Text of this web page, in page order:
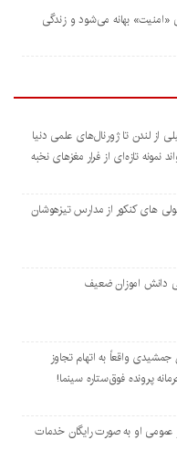
«امنیت» بهانه می‌شود و زندگی
از لندن تا ژورنال‌های علمی دنیا
نمونه تازه‌ای از فرار مغزهای نخبه
های کنکور از مدارس تیزهوشان
دانش اموزان ضعیف
واقعاً به اتهام تجاوز
پرونده فوق‌ستاره سینما!
عمومی او به صورت رایگان خدمات